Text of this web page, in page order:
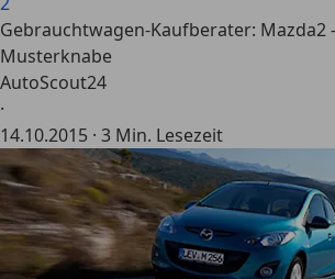
Gebrauchtwagen-Kaufberater: Mazda2
Musterknabe
AutoScout24
·
14.10.2015 · 3 Min. Lesezeit